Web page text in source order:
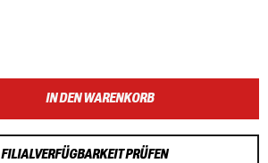
IN DEN WARENKORB
FILIALVERFÜGBARKEIT PRÜFEN